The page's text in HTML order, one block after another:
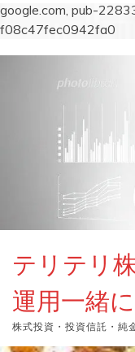
google.com, pub-
f08c47fec0942fa0
テリテリ
運用一緒
株式投資・投資信託・純